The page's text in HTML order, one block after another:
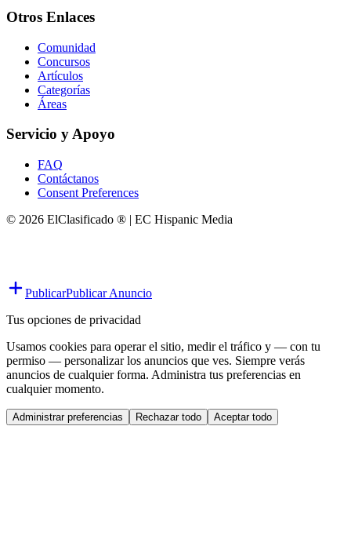
Otros Enlaces
Comunidad
Concursos
Artículos
Categorías
Áreas
Servicio y Apoyo
FAQ
Contáctanos
Consent Preferences
© 2026 ElClasificado ® | EC Hispanic Media
PublicarPublicar Anuncio
Tus opciones de privacidad
Usamos cookies para operar el sitio, medir el tráfico y — con tu
permiso — personalizar los anuncios que ves. Siempre verás
anuncios de cualquier forma. Administra tus preferencias en
cualquier momento.
Administrar preferencias Rechazar todo Aceptar todo